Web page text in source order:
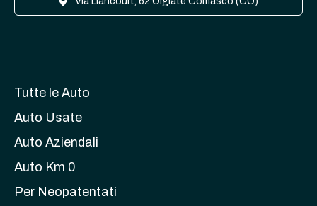
Tutte le Auto
Auto Usate
Auto Aziendali
Auto Km 0
Per Neopatentati